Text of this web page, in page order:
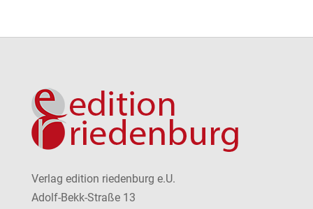
Verlag edition riedenburg e.U.
Adolf-Bekk-Straße 13